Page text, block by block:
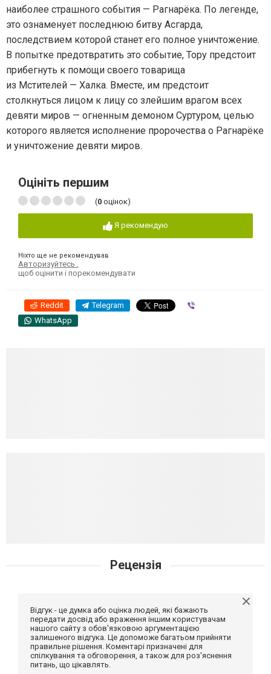
наиболее страшного события — Рагнарёка. По легенде,
это ознаменует последнюю битву Асгарда,
последствием которой станет его полное уничтожение.
В попытке предотвратить это событие, Тору предстоит
прибегнуть к помощи своего товарища
из Мстителей — Халка. Вместе, им предстоит
столкнуться лицом к лицу со злейшим врагом всех
девяти миров — огненным демоном Суртуром, целью
которого является исполнение пророчества о Рагнарёке
и уничтожение девяти миров.
Оцініть першим
(0 оцінок)
Я рекомендую
Ніхто ще не рекомендував
Авторизуйтесь
щоб оцінити і порекомендувати
Reddit Telegram
WhatsApp
Рецензія
Відгук - це думка або оцінка людей, які бажають
передати досвід або враження іншим користувачам
нашого сайту з обов'язковою аргументацією
залишеного відгука. Це допоможе багатьом прийняти
правильне рішення. Коментарі призначені для
спілкування та обговорення, а також для роз'яснення
питань, що цікавлять.